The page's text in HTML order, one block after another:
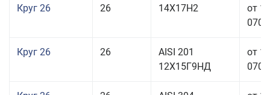
Круг 26 26 14Х17Н2
от
Круг 26 26
AISI 201
12Х15Г9НД
от